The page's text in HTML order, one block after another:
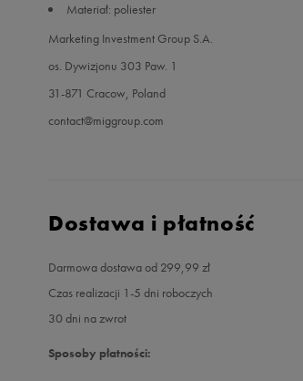
Materiał: poliester
Marketing Investment Group S.A.
os. Dywizjonu 303 Paw. 1
31-871 Cracow, Poland
contact@miggroup.com
Dostawa i płatność
Darmowa dostawa od 299,99 zł
Czas realizacji 1-5 dni roboczych
30 dni na zwrot
Sposoby płatności: